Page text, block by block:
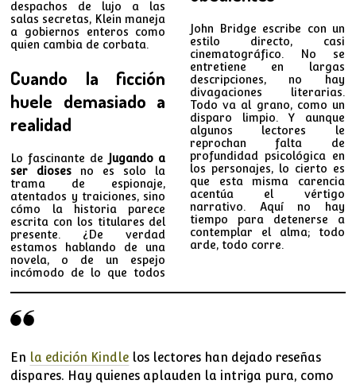
despachos de lujo a las
salas secretas, Klein maneja
a gobiernos enteros como
quien cambia de corbata.
Cuando la ficción
huele demasiado a
realidad
Lo fascinante de
Jugando a
ser dioses no es solo la
trama de espionaje,
atentados y traiciones, sino
cómo la historia parece
escrita con los titulares del
presente. ¿De verdad
estamos hablando de una
novela, o de un espejo
incómodo de lo que todos
John Bridge escribe con un
estilo directo, casi
cinematográfico. No se
entretiene en largas
descripciones, no hay
divagaciones literarias.
Todo va al grano, como un
disparo limpio. Y aunque
algunos lectores le
reprochan falta de
profundidad psicológica en
los personajes, lo cierto es
que esta misma carencia
acentúa el vértigo
narrativo. Aquí no hay
tiempo para detenerse a
contemplar el alma; todo
arde, todo corre.
En la edición Kindle los lectores han dejado reseñas
dispares. Hay quienes aplauden la intriga pura, como